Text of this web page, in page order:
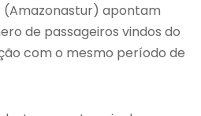
(Amazonastur) apontam
de passageiros vindos do
com o mesmo período de